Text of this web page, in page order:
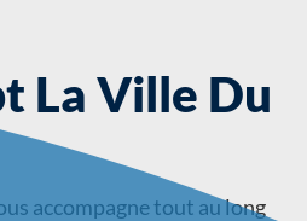
La Ville Du
accompagne tout au long